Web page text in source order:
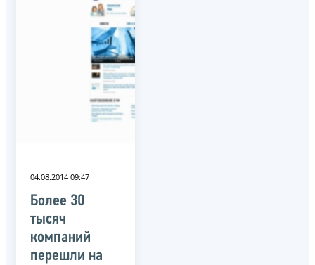
04.08.2014 09:47
Более 30
тысяч
компаний
перешли на